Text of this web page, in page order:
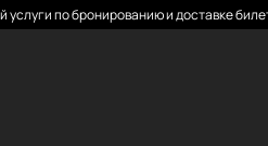
по бронированию и доставке